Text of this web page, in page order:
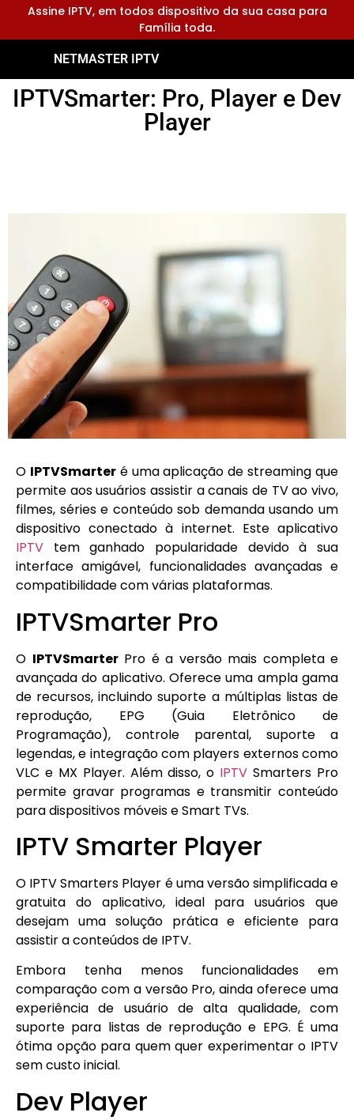
Assine IPTV, em todos dispositivo da sua casa para
Família toda.
NETMASTER IPTV
IPTVSmarter: Pro, Player e Dev
Player
O IPTVSmarteré uma aplicação de streaming que
permite aos usuários assistir a canais de TV ao vivo,
filmes, séries e conteúdo sob demanda usando um
dispositivo conectado à internet. Este aplicativo
IPTV tem ganhado popularidade devido à sua
interface amigável, funcionalidades avançadas e
compatibilidade com várias plataformas.
IPTVSmarter Pro
O IPTVSmarterPro é a versão mais completa e
avançada do aplicativo. Oferece uma ampla gama
de recursos, incluindo suporte a múltiplas listas de
reprodução, EPG (Guia Eletrônico de
Programação), controle parental, suporte a
legendas, e integração com players externos como
VLC e MX Player. Além disso, o IPTV Smarters Pro
permite gravar programas e transmitir conteúdo
para dispositivos móveis e Smart TVs.
IPTV Smarter Player
O IPTV Smarters Player é uma versão simplificada e
gratuita do aplicativo, ideal para usuários que
desejam uma solução prática e eficiente para
assistir a conteúdos de IPTV.
Embora tenha menos funcionalidades em
comparação com a versão Pro, ainda oferece uma
experiência de usuário de alta qualidade, com
suporte para listas de reprodução e EPG. É uma
ótima opção para quem quer experimentar o IPTV
sem custo inicial.
Dev Player